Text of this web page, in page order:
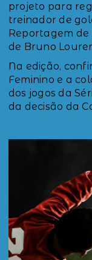
projeto para
treinador de
Reportagem de
de Bruno
Na edição,
Feminino e a
dos jogos da
da decisão da